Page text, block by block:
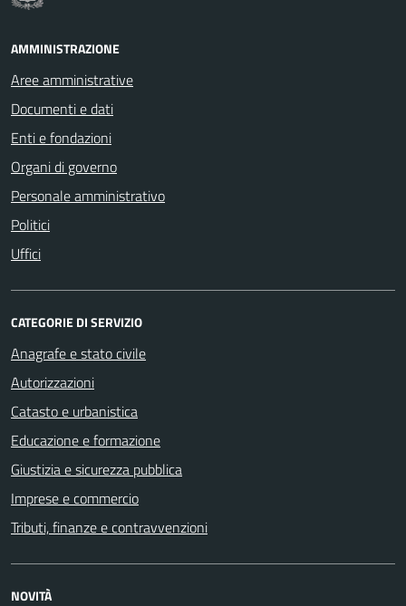
AMMINISTRAZIONE
Aree amministrative
Documenti e dati
Enti e fondazioni
Organi di governo
Personale amministrativo
Politici
Uffici
CATEGORIE DI SERVIZIO
Anagrafe e stato civile
Autorizzazioni
Catasto e urbanistica
Educazione e formazione
Giustizia e sicurezza pubblica
Imprese e commercio
Tributi, finanze e contravvenzioni
NOVITÀ